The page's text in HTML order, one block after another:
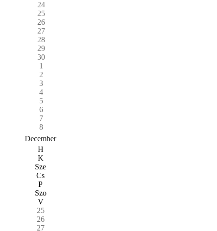
24
25
26
27
28
29
30
1
2
3
4
5
6
7
8
December
H
K
Sze
Cs
P
Szo
V
25
26
27